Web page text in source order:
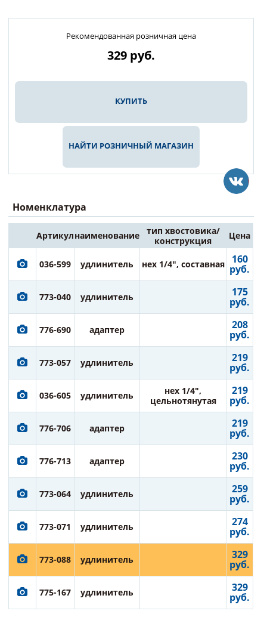
Рекомендованная розничная цена
329 руб.
КУПИТЬ
НАЙТИ РОЗНИЧНЫЙ МАГАЗИН
Номенклатура
Артикулнаименование
тип хвостовика/
конструкция
Цена
036-599 удлинитель нех 1/4", составная 160
руб.
773-040 удлинитель 175
руб.
776-690 адаптер 208
руб.
773-057 удлинитель 219
руб.
036-605 удлинитель
нех 1/4",
цельнотянутая
219
руб.
776-706 адаптер 219
руб.
776-713 адаптер 230
руб.
773-064 удлинитель 259
руб.
773-071 удлинитель 274
руб.
773-088 удлинитель 329
руб.
775-167 удлинитель 329
руб.